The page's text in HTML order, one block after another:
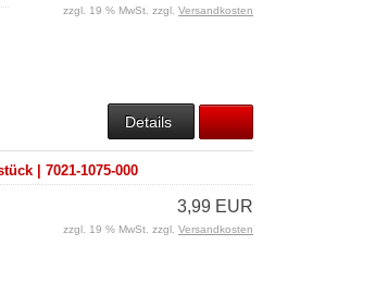
zzgl. 19 % MwSt. zzgl. Versandkosten
Details
| 7021-1075-000
3,99 EUR
zzgl. 19 % MwSt. zzgl. Versandkosten